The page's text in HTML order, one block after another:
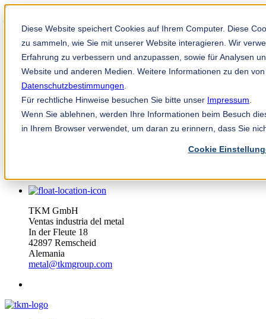
Diese Website speichert Cookies auf Ihrem Computer. Diese
zu sammeln, wie Sie mit unserer Website interagieren. Wir
Erfahrung zu verbessern und anzupassen, sowie für Analysen
Website und anderen Medien. Weitere Informationen zu den
Datenschutzbestimmungen
Für rechtliche Hinweise besuchen Sie bitte unser Impressum
Wenn Sie ablehnen, werden Ihre Informationen beim Besuch
in Ihrem Browser verwendet, um daran zu erinnern, dass Sie
Cookie
Solution Finder
TKM App
es
TKM GmbH
Ventas industria del metal
In der Fleute 18
42897 Remscheid
Alemania
metal@tkmgroup.com